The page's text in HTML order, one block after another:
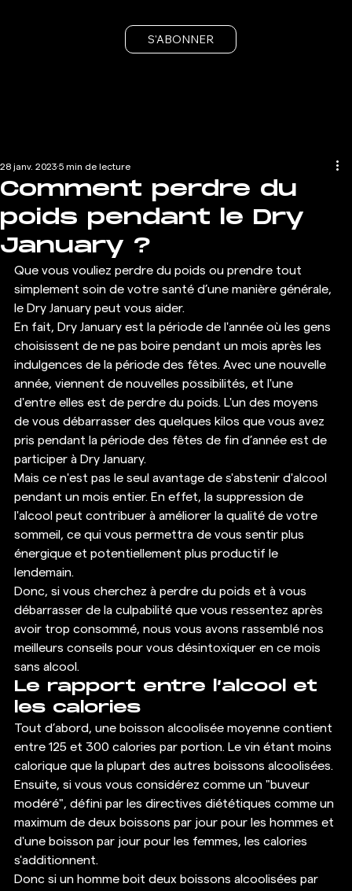
S'ABONNER
Comment perdre du
poids pendant le Dry
January ?
28 janv. 2023 5 min de lecture
Que vous vouliez perdre du poids ou prendre tout
simplement soin de votre santé d’une manière générale,
le Dry January peut vous aider.
En fait, Dry January est la période de l'année où les gens
choisissent de ne pas boire pendant un mois après les
indulgences de la période des fêtes. Avec une nouvelle
année, viennent de nouvelles possibilités, et l'une
d'entre elles est de perdre du poids. L'un des moyens
de vous débarrasser des quelques kilos que vous avez
pris pendant la période des fêtes de fin d’année est de
participer à Dry January.
Mais ce n'est pas le seul avantage de s'abstenir d'alcool
pendant un mois entier. En effet, la suppression de
l'alcool peut contribuer à améliorer la qualité de votre
sommeil, ce qui vous permettra de vous sentir plus
énergique et potentiellement plus productif le
lendemain.
Donc, si vous cherchez à perdre du poids et à vous
débarrasser de la culpabilité que vous ressentez après
avoir trop consommé, nous vous avons rassemblé nos
meilleurs conseils pour vous désintoxiquer en ce mois
sans alcool.
Le rapport entre l’alcool et
les calories
Tout d’abord, une boisson alcoolisée moyenne contient
entre 125 et 300 calories par portion. Le vin étant moins
calorique que la plupart des autres boissons alcoolisées.
Ensuite, si vous vous considérez comme un "buveur
modéré", défini par les directives diététiques comme un
maximum de deux boissons par jour pour les hommes et
d'une boisson par jour pour les femmes, les calories
s'additionnent.
Donc si un homme boit deux boissons alcoolisées par